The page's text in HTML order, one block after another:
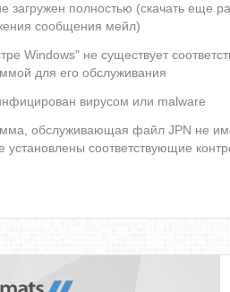
загружен полностью (скачать еще
сообщения мейл)
Windows" не существует
для его обслуживания
вирусом или malware
обслуживающая файл JPN не
установлены соответствующие